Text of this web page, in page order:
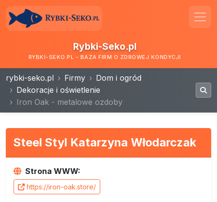
Rybki-Seko.pl
RYBKI-SEKO.PL - BAZA FIRM O ZDROWEJ KONDYCJI
rybki-seko.pl Firmy
Dom i ogród
Dekoracje i oświetlenie
Iron Oak - metalowe ozdoby
Steel Styl Katarzyna Włodarczak
Strona WWW:
https://iron-oak.store/